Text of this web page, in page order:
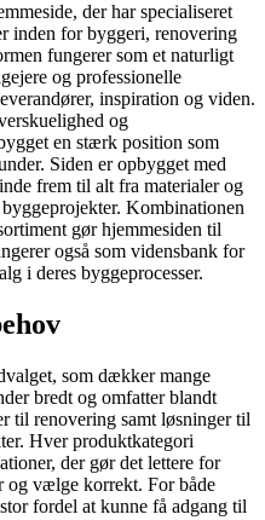
der har specialiseret
inden for byggeri, renovering
fungerer som et naturligt
og professionelle
inspiration og viden.
og
en stærk position som
Siden er opbygget med
frem til alt fra materialer og
Kombinationen
gør hjemmesiden til
også som vidensbank for
i deres byggeprocesser.
som dækker mange
bredt og omfatter blandt
til renovering samt løsninger til
Hver produktkategori
der gør det lettere for
og vælge korrekt. For både
fordel at kunne få adgang til